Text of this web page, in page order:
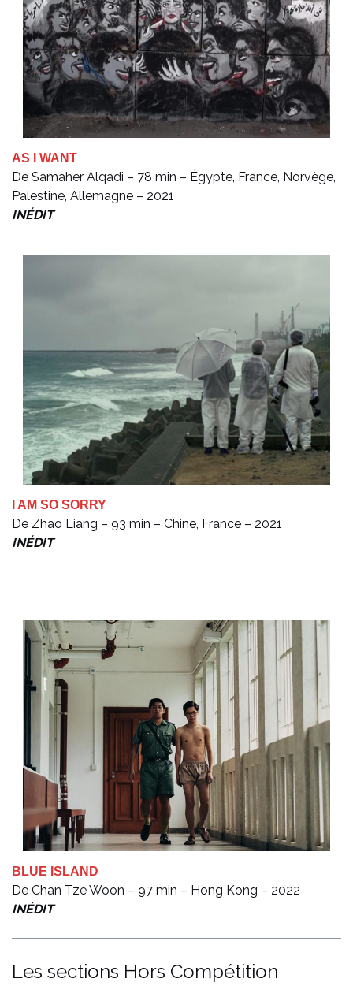
AS I WANT
De Samaher Alqadi – 78 min – Égypte, France, Norvège,
Palestine, Allemagne – 2021
INÉDIT
I AM SO SORRY
De Zhao Liang – 93 min – Chine, France – 2021
INÉDIT
BLUE ISLAND
De Chan Tze Woon – 97 min – Hong Kong – 2022
INÉDIT
Les sections Hors Compétition